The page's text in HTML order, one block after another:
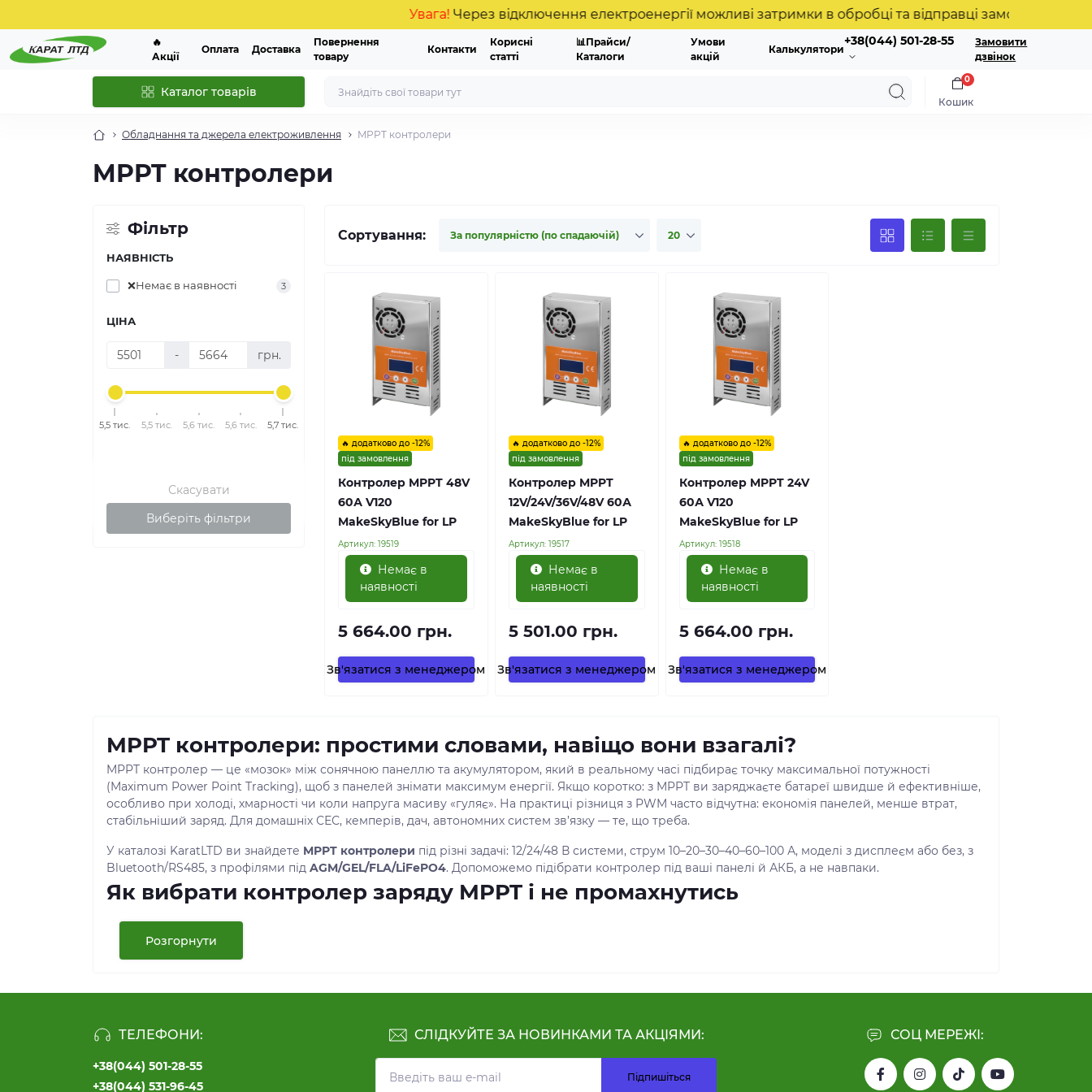
Увага!Через відключення електроенергії можливі затримки в обробці та відправці замовлень.
🔥
Акції
Оплата Доставка
Повернення
товару
Контакти
Корисні
статті
📊Прайси/
Каталоги
Умови
акцій
Калькулятори
+38(044) 501-28-55
Замовити
дзвінок
Каталог товарів
Кошик
0
Обладнання та джерела електроживлення MPPT контролери
MPPT контролери
Фільтр
НАЯВНІСТЬ
❌Немає в наявності 3
ЦІНА
- грн.
5,5 тис. 5,5 тис. 5,6 тис. 5,6 тис. 5,7 тис.
Скасувати
Виберіть фільтри
Сортування:
🔥 додатково до -12%
під замовлення
Контролер MPPT 48V
60А V120
MakeSkyBlue for LP
Артикул: 19519
Немає в
наявності
5 664.00 грн.
Зв'язатися з менеджером
🔥 додатково до -12%
під замовлення
Контролер MPPT
12V/24V/36V/48V 60А
MakeSkyBlue for LP
Артикул: 19517
Немає в
наявності
5 501.00 грн.
Зв'язатися з менеджером
🔥 додатково до -12%
під замовлення
Контролер MPPT 24V
60А V120
MakeSkyBlue for LP
Артикул: 19518
Немає в
наявності
5 664.00 грн.
Зв'язатися з менеджером
MPPT контролери: простими словами, навіщо вони взагалі?
MPPT контролер — це «мозок» між сонячною панеллю та акумулятором, який в реальному часі підбирає точку максимальної потужності
(Maximum Power Point Tracking), щоб з панелей знімати максимум енергії. Якщо коротко: з MPPT ви заряджаєте батареї швидше й ефективніше,
особливо при холоді, хмарності чи коли напруга масиву «гуляє». На практиці різниця з PWM часто відчутна: економія панелей, менше втрат,
стабільніший заряд. Для домашніх СЕС, кемперів, дач, автономних систем зв’язку — те, що треба.
У каталозі KaratLTD ви знайдете MPPT контролери під різні задачі: 12/24/48 В системи, струм 10–20–30–40–60–100 А, моделі з дисплеєм або без, з
Bluetooth/RS485, з профілями під AGM/GEL/FLA/LiFePO4. Допоможемо підібрати контролер під ваші панелі й АКБ, а не навпаки.
Як вибрати контролер заряду MPPT і не промахнутись
Системна напруга
Струм заряду (А)
ресурс.
полегшує експлуатацію.
ККД і алгоритми
мають ККД до 98–99 % і швидкий відслідковувач MPP. Менші втрати — більше ват на АКБ.
Розгорнути
ТЕЛЕФОНИ:
+38(044) 501-28-55
+38(044) 531-96-45
СОЦ МЕРЕЖІ:
СЛІДКУЙТЕ ЗА НОВИНКАМИ ТА АКЦІЯМИ:
Підпишіться